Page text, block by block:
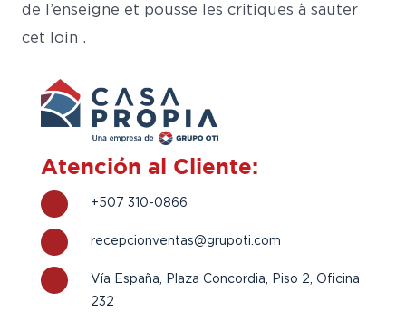
de l’enseigne et pousse les critiques à sauter
cet loin .
Atención al Cliente:
+507 310-0866
recepcionventas@grupoti.com
Vía España, Plaza Concordia, Piso 2, Oficina
232